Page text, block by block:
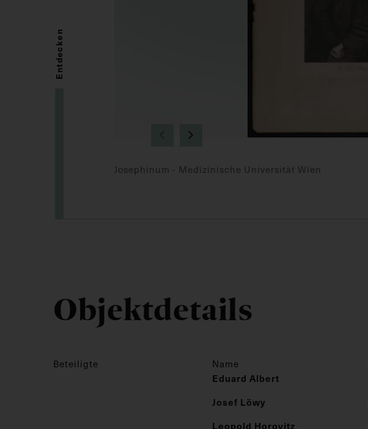
Josephinum - Medizinische Universität Wien
Entdecken
Objektdetails
Beteiligte Name
Eduard Albert
Josef Löwy
Leopold Horovitz